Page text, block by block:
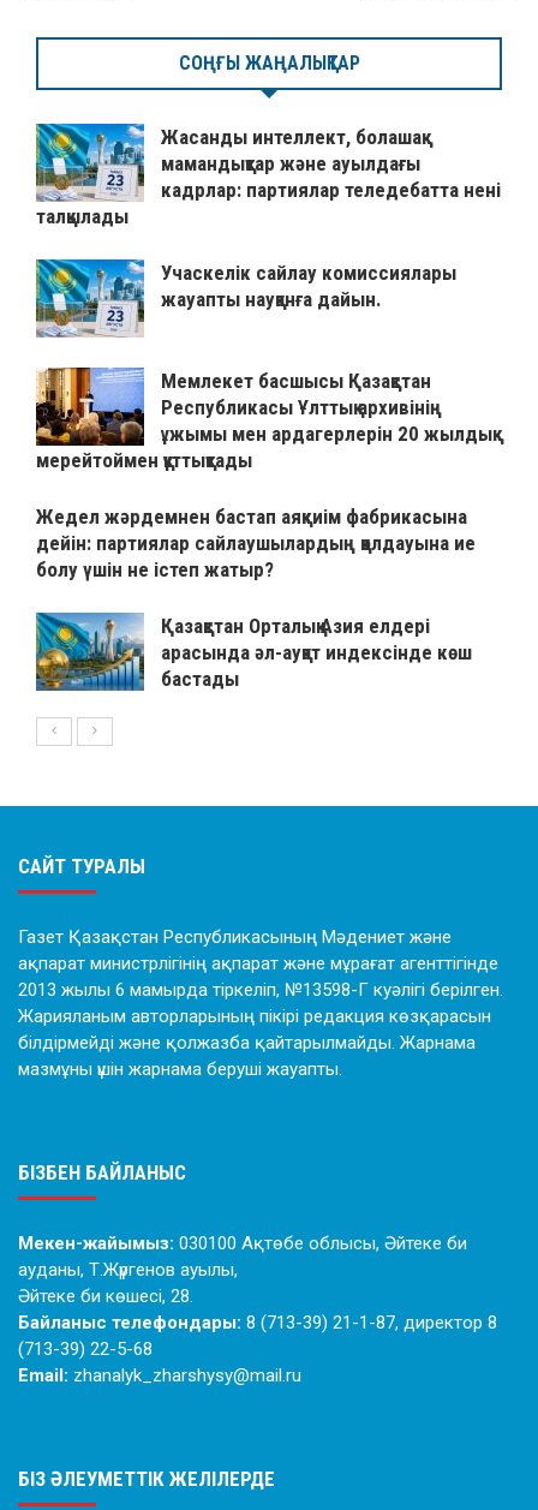
СОҢҒЫ ЖАҢАЛЫҚТАР
Жасанды интеллект, болашақ
мамандықтар және ауылдағы
кадрлар: партиялар теледебатта нені
талқылады
Учаскелік сайлау комиссиялары
жауапты науқанға дайын.
Мемлекет басшысы Қазақстан
Республикасы Ұлттық архивінің
ұжымы мен ардагерлерін 20 жылдық
мерейтоймен құттықтады
Жедел жәрдемнен бастап аяқкиім фабрикасына
дейін: партиялар сайлаушылардың қолдауына ие
болу үшін не істеп жатыр?
Қазақстан Орталық Азия елдері
арасында әл-ауқат индексінде көш
бастады
САЙТ ТУРАЛЫ
Газет Қазақстан Республикасының Мәдениет және
ақпарат министрлігінің ақпарат және мұрағат агенттігінде
2013 жылы 6 мамырда тіркеліп, №13598-Г куәлігі берілген.
Жарияланым авторларының пікірі редакция көзқарасын
білдірмейді және қолжазба қайтарылмайды. Жарнама
мазмұны үшін жарнама беруші жауапты.
БІЗБЕН БАЙЛАНЫС
Мекен-жайымыз: 030100 Ақтөбе облысы, Әйтеке би
ауданы, Т.Жүргенов ауылы,
Әйтеке би көшесі, 28.
Байланыс телефондары: 8 (713-39) 21-1-87, директор 8
(713-39) 22-5-68
Email: zhanalyk_zharshysy@mail.ru
БІЗ ӘЛЕУМЕТТІК ЖЕЛІЛЕРДЕ